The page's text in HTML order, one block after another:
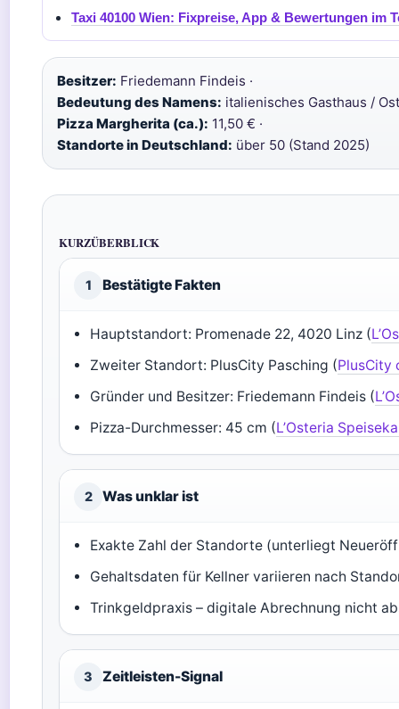
Taxi 40100 Wien: Fixpreise, App & Bewertungen im
Besitzer: Friedemann Findeis ·
Bedeutung des Namens: italienisches Gasthaus /
Pizza Margherita (ca.): 11,50 € ·
Standorte in Deutschland: über 50 (Stand 2025)
KURZÜBERBLICK
1 Bestätigte Fakten
Hauptstandort: Promenade 22, 4020 Linz (
Zweiter Standort: PlusCity Pasching (PlusCity
Gründer und Besitzer: Friedemann Findeis (
Pizza-Durchmesser: 45 cm (L’Osteria
2 Was unklar ist
Exakte Zahl der Standorte (unterliegt
Gehaltsdaten für Kellner variieren nach
Trinkgeldpraxis – digitale Abrechnung nicht
3 Zeitleisten-Signal